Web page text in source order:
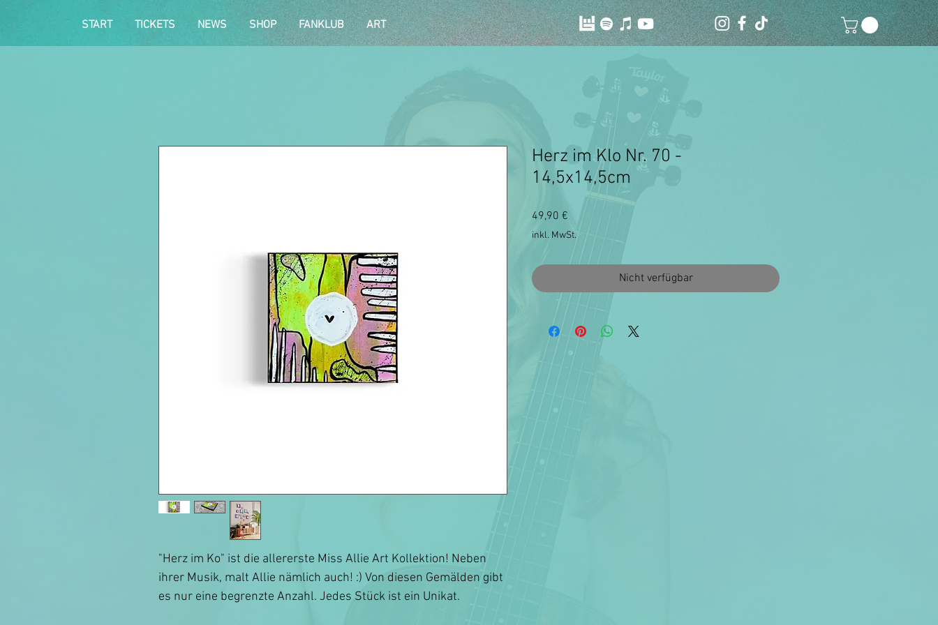
START TICKETS NEWS SHOP FANKLUB ART
"Herz im Ko" ist die allererste Miss Allie Art Kollektion! Neben
ihrer Musik, malt Allie nämlich auch! :) Von diesen Gemälden gibt
es nur eine begrenzte Anzahl. Jedes Stück ist ein Unikat.
Herz im Klo Nr. 70 -
14,5x14,5cm
49,90 €
inkl. MwSt.
Nicht verfügbar